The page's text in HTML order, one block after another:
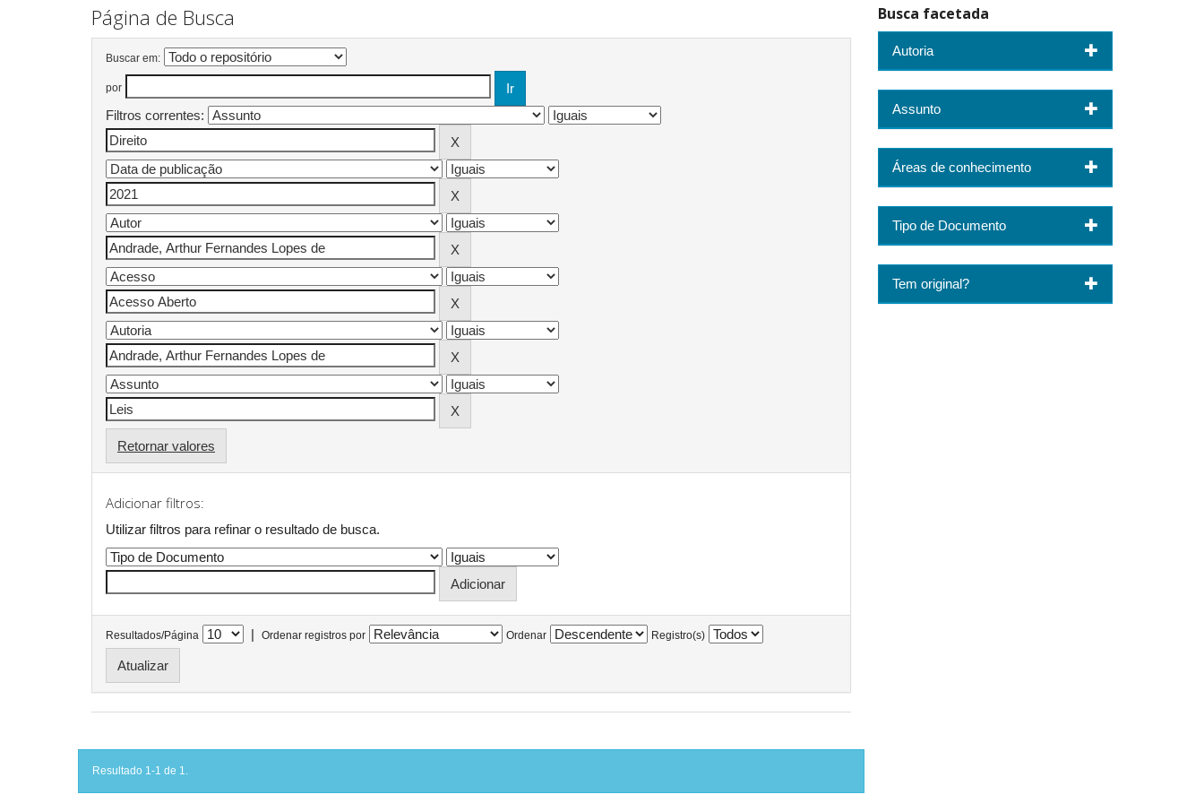
Página de Busca
Buscar em:
por
Filtros correntes:
Retornar valores
Adicionar filtros:
Utilizar filtros para refinar o resultado de busca.
Resultados/Página | Ordenar registros por Ordenar Registro(s)
Resultado 1-1 de 1.
Busca facetada
Autoria
Assunto
Áreas de conhecimento
Tipo de Documento
Tem original?